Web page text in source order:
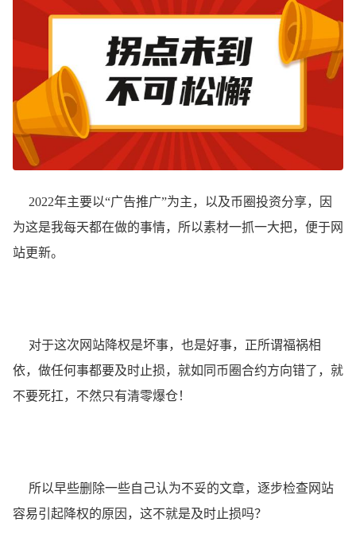
2022年主要以“广告推广”为主，以及币圈投资分享，因
为这是我每天都在做的事情，所以素材一抓一大把，便于网
站更新。
对于这次网站降权是坏事，也是好事，正所谓福祸相
依，做任何事都要及时止损，就如同币圈合约方向错了，就
不要死扛，不然只有清零爆仓！
所以早些删除一些自己认为不妥的文章，逐步检查网站
容易引起降权的原因，这不就是及时止损吗？